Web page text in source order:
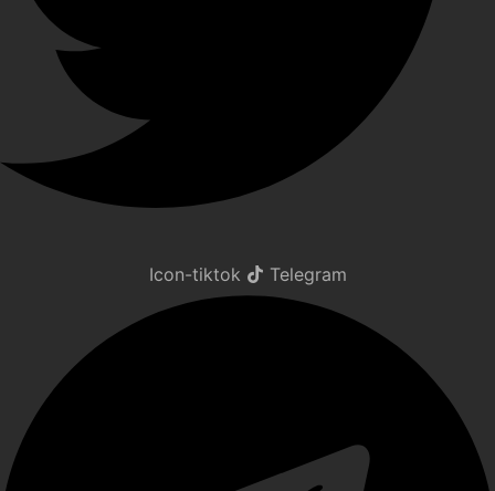
Icon-tiktok Telegram